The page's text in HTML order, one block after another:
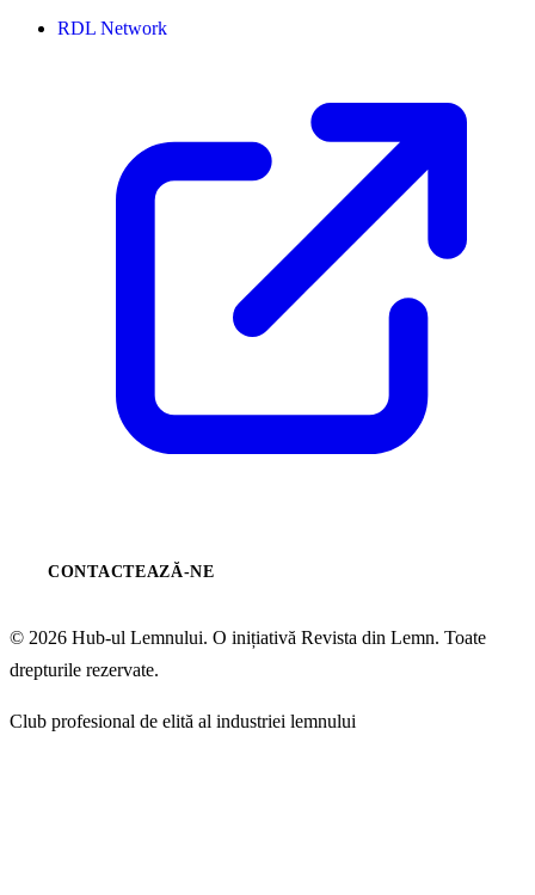
RDL Network
CONTACTEAZĂ-NE
© 2026 Hub-ul Lemnului. O inițiativă Revista din Lemn. Toate
drepturile rezervate.
Club profesional de elită al industriei lemnului